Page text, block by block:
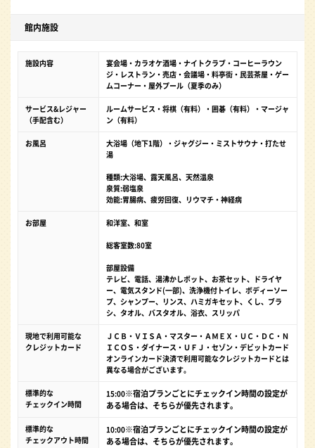
館内施設
施設内容
宴会場・カラオケ酒場・ナイトクラブ・コーヒーラウン
ジ・レストラン・売店・会議場・料亭街・民芸茶屋・ゲー
ムコーナー・屋外プール（夏季のみ）
サービス&レジャー
（手配含む）
ルームサービス・将棋（有料）・囲碁（有料）・マージャ
ン（有料）
お風呂
大浴場（地下1階）・ジャグジー・ミストサウナ・打たせ
湯
種類:大浴場、露天風呂、天然温泉
泉質:弱塩泉
効能:胃腸病、疲労回復、リウマチ・神経病
お部屋 和洋室、和室
総客室数:80室
部屋設備
テレビ、電話、湯沸かしポット、お茶セット、ドライヤ
ー、電気スタンド(一部)、洗浄機付トイレ、ボディーソー
プ、シャンプー、リンス、ハミガキセット、くし、ブラ
シ、タオル、バスタオル、浴衣、スリッパ
現地で利用可能な
クレジットカード
ＪＣＢ・ＶＩＳＡ・マスター・ＡＭＥＸ・ＵＣ・ＤＣ・Ｎ
ＩＣＯＳ・ダイナース・ＵＦＪ・セゾン・デビットカード
オンラインカード決済で利用可能なクレジットカードとは
異なる場合がございます。
標準的な
チェックイン時間
15:00※宿泊プランごとにチェックイン時間の設定が
ある場合は、そちらが優先されます。
標準的な
チェックアウト時間
10:00※宿泊プランごとにチェックイン時間の設定が
ある場合は、そちらが優先されます。